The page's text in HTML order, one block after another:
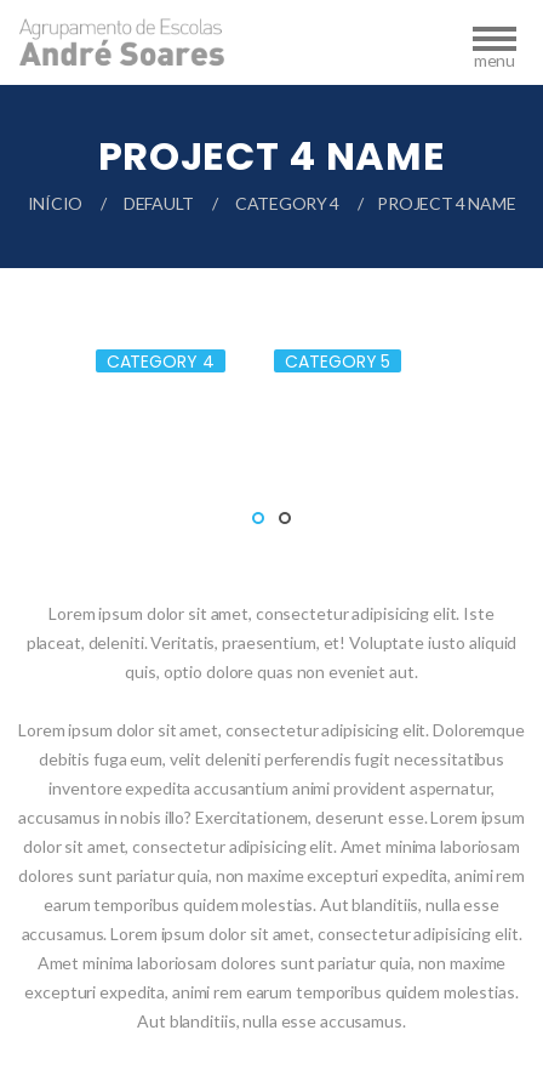
PROJECT 4 NAME
INÍCIO DEFAULT CATEGORY 4 PROJECT 4 NAME
CATEGORY 4 CATEGORY 5
Lorem ipsum dolor sit amet, consectetur adipisicing elit. Iste
placeat, deleniti. Veritatis, praesentium, et! Voluptate iusto aliquid
quis, optio dolore quas non eveniet aut.
Lorem ipsum dolor sit amet, consectetur adipisicing elit. Doloremque
debitis fuga eum, velit deleniti perferendis fugit necessitatibus
inventore expedita accusantium animi provident aspernatur,
accusamus in nobis illo? Exercitationem, deserunt esse. Lorem ipsum
dolor sit amet, consectetur adipisicing elit. Amet minima laboriosam
dolores sunt pariatur quia, non maxime excepturi expedita, animi rem
earum temporibus quidem molestias. Aut blanditiis, nulla esse
accusamus. Lorem ipsum dolor sit amet, consectetur adipisicing elit.
Amet minima laboriosam dolores sunt pariatur quia, non maxime
excepturi expedita, animi rem earum temporibus quidem molestias.
Aut blanditiis, nulla esse accusamus.